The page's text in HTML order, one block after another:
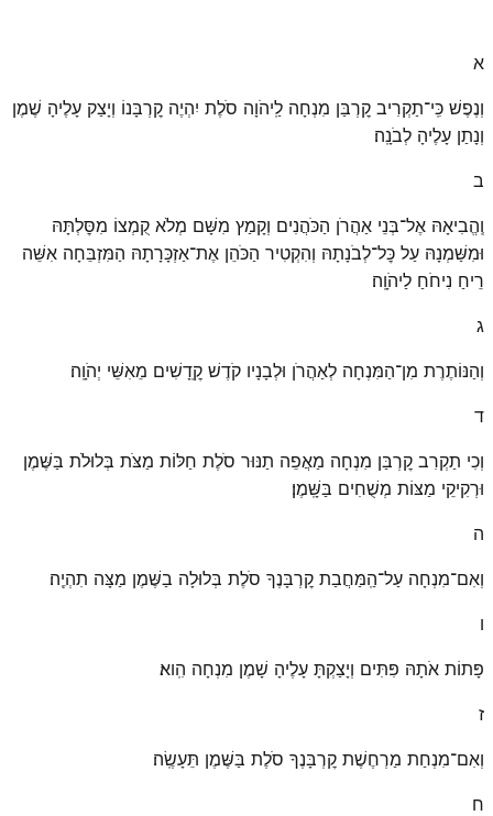
א
וְנֶפֶשׁ כִּֽי־תַקְרִיב קׇרְבַּן מִנְחָה לַֽיהֹוָה סֹלֶת יִהְיֶה קׇרְבָּנוֹ וְיָצַק עָלֶיהָ שֶׁמֶן
וְנָתַן עָלֶיהָ לְבֹנָֽה׃
ב
וֶֽהֱבִיאָהּ אֶל־בְּנֵי אַהֲרֹן הַכֹּהֲנִים וְקָמַץ מִשָּׁם מְלֹא קֻמְצוֹ מִסׇּלְתָּהּ
וּמִשַּׁמְנָהּ עַל כׇּל־לְבֹנָתָהּ וְהִקְטִיר הַכֹּהֵן אֶת־אַזְכָּרָתָהּ הַמִּזְבֵּחָה אִשֵּׁה
רֵיחַ נִיחֹחַ לַיהֹוָֽה׃
ג
וְהַנּוֹתֶרֶת מִן־הַמִּנְחָה לְאַהֲרֹן וּלְבָנָיו קֹדֶשׁ קׇֽדָשִׁים מֵאִשֵּׁי יְהֹוָֽה׃
ד
וְכִי תַקְרִב קׇרְבַּן מִנְחָה מַאֲפֵה תַנּוּר סֹלֶת חַלּוֹת מַצֹּת בְּלוּלֹת בַּשֶּׁמֶן
וּרְקִיקֵי מַצּוֹת מְשֻׁחִים בַּשָּֽׁמֶן׃
ה
וְאִם־מִנְחָה עַל־הַֽמַּחֲבַת קׇרְבָּנֶךָ סֹלֶת בְּלוּלָה בַשֶּׁמֶן מַצָּה תִהְיֶֽה׃
ו
פָּתוֹת אֹתָהּ פִּתִּים וְיָצַקְתָּ עָלֶיהָ שָׁמֶן מִנְחָה הִֽוא׃
ז
וְאִם־מִנְחַת מַרְחֶשֶׁת קׇרְבָּנֶךָ סֹלֶת בַּשֶּׁמֶן תֵּעָשֶֽׂה׃
ח